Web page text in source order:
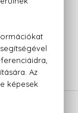
cédrus